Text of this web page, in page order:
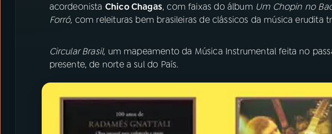
acordeonista Chico Chagas, com faixas do álbum Um Chopin no
Forró, com releituras bem brasileiras de clássicos da música erudita
Circular Brasil, um mapeamento da Música Instrumental feita no
presente, de norte a sul do País.